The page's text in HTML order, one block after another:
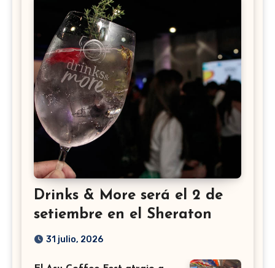
Drinks & More será el 2 de
setiembre en el Sheraton
31 julio, 2026